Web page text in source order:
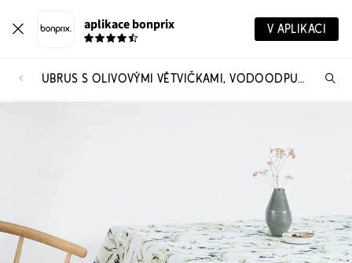
aplikace bonprix V APLIKACI
UBRUS S OLIVOVÝMI VĚTVIČKAMI, VODOODPUDIVÝ